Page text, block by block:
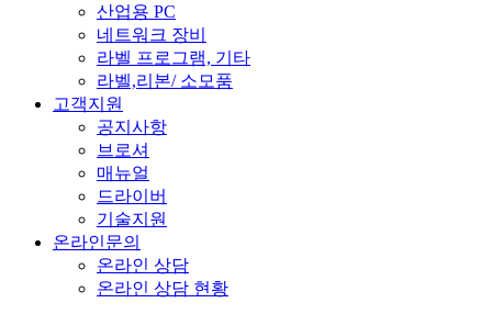
산업용 PC
네트워크 장비
라벨 프로그램, 기타
라벨,리본/ 소모품
고객지원
공지사항
브로셔
매뉴얼
드라이버
기술지원
온라인문의
온라인 상담
온라인 상담 현황